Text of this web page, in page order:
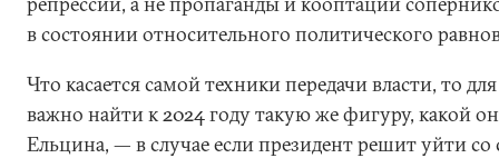
в состоянии относительного политического
Что касается самой техники передачи власти, то
важно найти к 2024 году такую же фигуру, какой
Ельцина, — в случае если президент решит уйти со